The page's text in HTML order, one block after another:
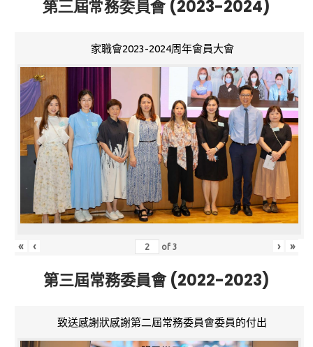
第三屆常務委員會 (2023-2024)
家職會2023-2024周年會員大會
« ‹ of3 › »
第三屆常務委員會 (2022-2023)
致送感謝狀感謝第二屆常務委員會委員的付出